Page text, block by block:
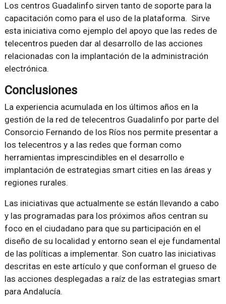
Los centros Guadalinfo sirven tanto de soporte para la
capacitación como para el uso de la plataforma. Sirve
esta iniciativa como ejemplo del apoyo que las redes de
telecentros pueden dar al desarrollo de las acciones
relacionadas con la implantación de la administración
electrónica.
Conclusiones
La experiencia acumulada en los últimos años en la
gestión de la red de telecentros Guadalinfo por parte del
Consorcio Fernando de los Ríos nos permite presentar a
los telecentros y a las redes que forman como
herramientas imprescindibles en el desarrollo e
implantación de estrategias smart cities en las áreas y
regiones rurales.
Las iniciativas que actualmente se están llevando a cabo
y las programadas para los próximos años centran su
foco en el ciudadano para que su participación en el
diseño de su localidad y entorno sean el eje fundamental
de las políticas a implementar. Son cuatro las iniciativas
descritas en este artículo y que conforman el grueso de
las acciones desplegadas a raíz de las estrategias smart
para Andalucía.